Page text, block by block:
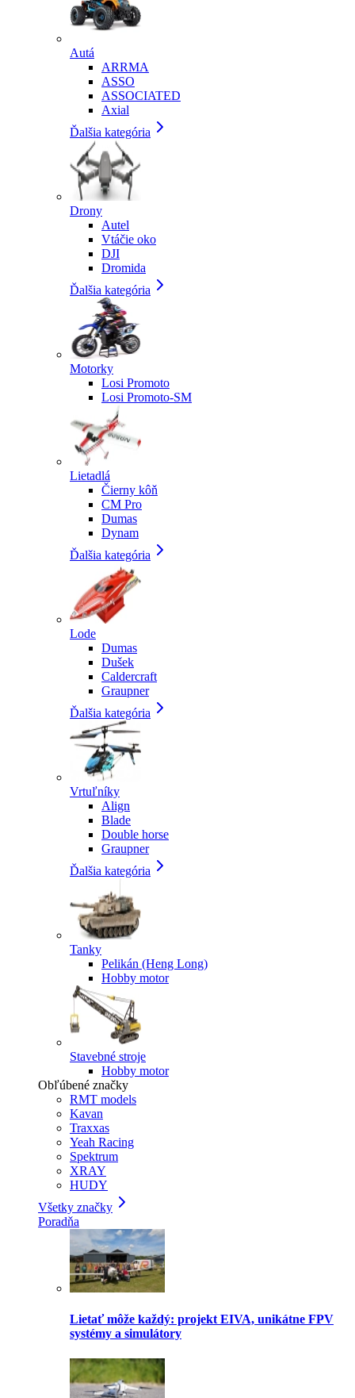
Autá
ARRMA
ASSO
ASSOCIATED
Axial
Ďalšia kategória
Drony
Autel
Vtáčie oko
DJI
Dromida
Ďalšia kategória
Motorky
Losi Promoto
Losi Promoto-SM
Lietadlá
Čierny kôň
CM Pro
Dumas
Dynam
Ďalšia kategória
Lode
Dumas
Dušek
Caldercraft
Graupner
Ďalšia kategória
Vrtuľníky
Align
Blade
Double horse
Graupner
Ďalšia kategória
Tanky
Pelikán (Heng Long)
Hobby motor
Stavebné stroje
Hobby motor
Obľúbené značky
RMT models
Kavan
Traxxas
Yeah Racing
Spektrum
XRAY
HUDY
Všetky značky
Poradňa
Lietať môže každý: projekt EIVA, unikátne FPV
systémy a simulátory